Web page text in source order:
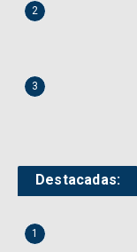
2
3
Destacadas:
1